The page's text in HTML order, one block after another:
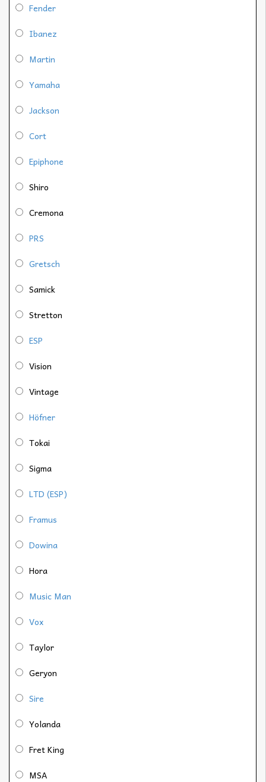
Fender
Ibanez
Martin
Yamaha
Jackson
Cort
Epiphone
Shiro
Cremona
PRS
Gretsch
Samick
Stretton
ESP
Vision
Vintage
Höfner
Tokai
Sigma
LTD (ESP)
Framus
Dowina
Hora
Music Man
Vox
Taylor
Geryon
Sire
Yolanda
Fret King
MSA